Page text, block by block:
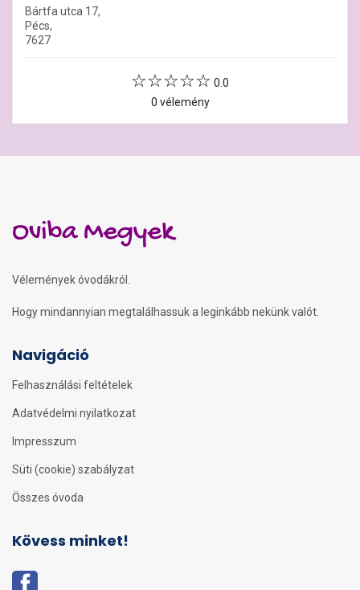
Bártfa utca 17,
Pécs,
7627
0.0
0 vélemény
Oviba Megyek
Vélemények óvodákról.
Hogy mindannyian megtalálhassuk a leginkább nekünk valót.
Navigáció
Felhasználási feltételek
Adatvédelmi nyilatkozat
Impresszum
Süti (cookie) szabályzat
Összes óvoda
Kövess minket!